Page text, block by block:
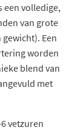
een volledige,
van grote
Een
worden
blend van
met
vetzuren